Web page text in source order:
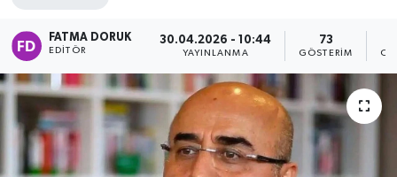
FATMA DORUK
EDITÖR
30.04.2026 - 10:44
YAYINLANMA
73
GÖSTERIM